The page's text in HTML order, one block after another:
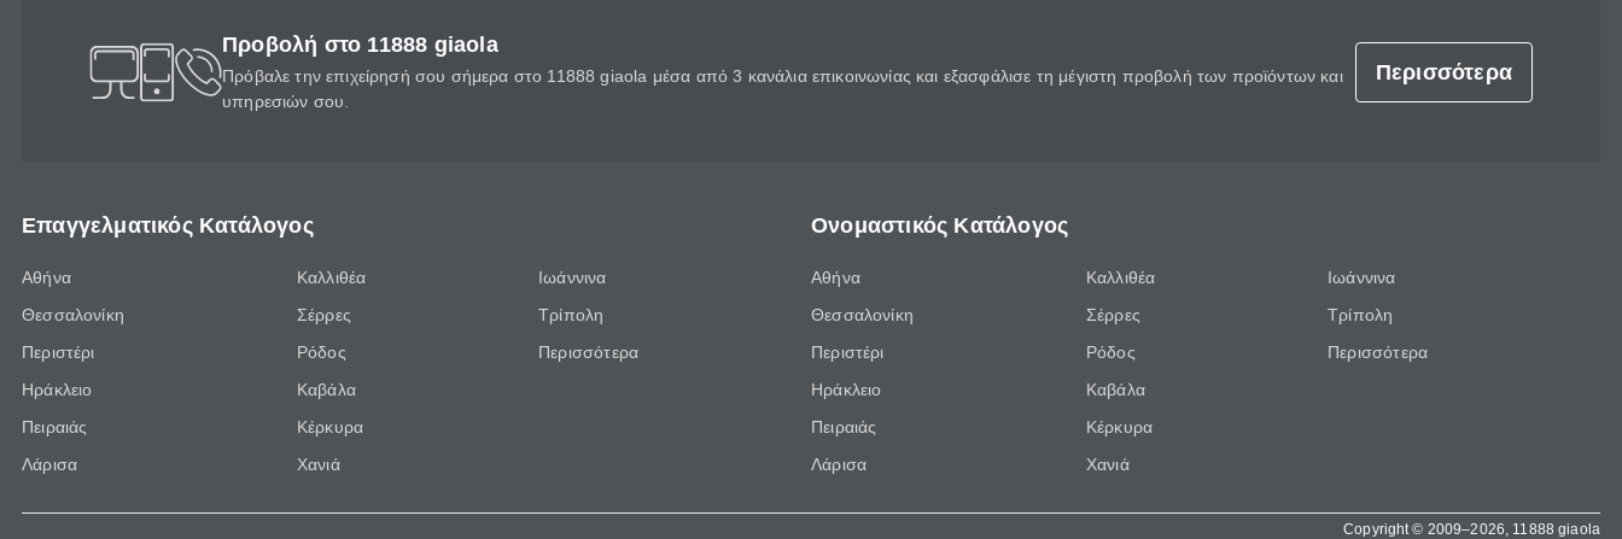
Προβολή στο 11888 giaola
Πρόβαλε την επιχείρησή σου σήμερα στο 11888 giaola μέσα από 3 κανάλια επικοινωνίας και εξασφάλισε τη μέγιστη προβολή των προϊόντων και
υπηρεσιών σου.
Περισσότερα
Επαγγελματικός Κατάλογος
Αθήνα
Θεσσαλονίκη
Περιστέρι
Ηράκλειο
Πειραιάς
Λάρισα
Καλλιθέα
Σέρρες
Ρόδος
Καβάλα
Κέρκυρα
Χανιά
Ιωάννινα
Τρίπολη
Περισσότερα
Ονομαστικός Κατάλογος
Αθήνα
Θεσσαλονίκη
Περιστέρι
Ηράκλειο
Πειραιάς
Λάρισα
Καλλιθέα
Σέρρες
Ρόδος
Καβάλα
Κέρκυρα
Χανιά
Ιωάννινα
Τρίπολη
Περισσότερα
Copyright © 2009–2026, 11888 giaola